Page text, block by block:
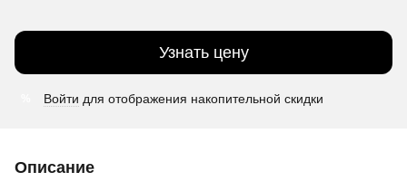
Узнать цену
Войти для отображения накопительной скидки
Описание